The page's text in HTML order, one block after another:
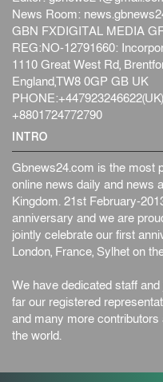
News Room:
GBN FXDIGITAL MEDIA
REG:NO-12791660:
1110 Great West Rd,
England,TW8 0GP GB UK
+8801724772790
INTRO
Gbnews24.com is the most
online news daily and news
Kingdom. 21st February-
anniversary and we are
jointly celebrate our first
London, France, Sylhet on
We have dedicated staff
far our registered
and many more
the world.